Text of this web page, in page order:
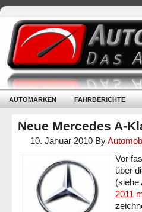
AUTOMARKEN FAHRBERICHTE
Neue Mercedes A-
10. Januar 2010 By
Vor
über
(siehe
2011